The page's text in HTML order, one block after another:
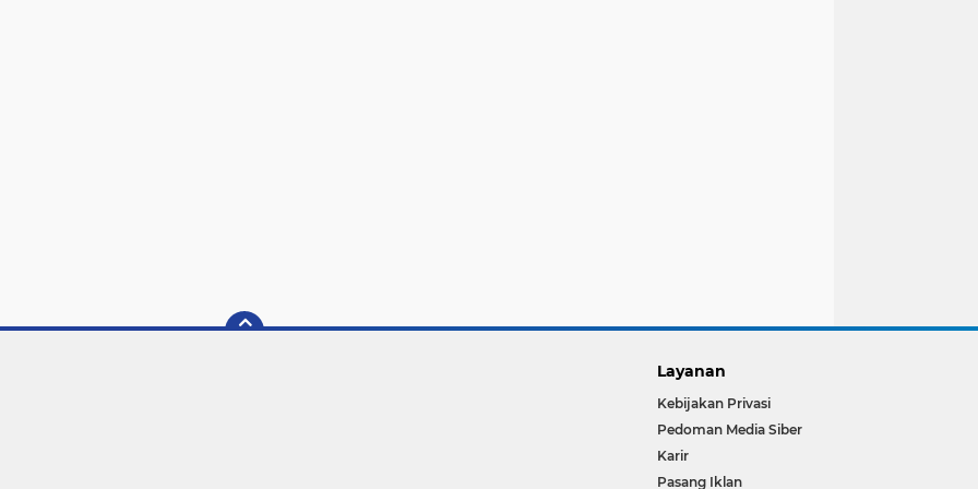
Layanan
Kebijakan Privasi
Pedoman Media Siber
Karir
Pasang Iklan